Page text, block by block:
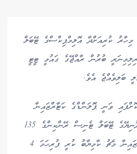
ކުރިއަށްދާ އޮލިމްޕިކްސްގެ ޓޭބަލް
ބުރުން ރާއްޖޭގެ ގައުމީ ޓީޓީ
ބަލިވެއްޖެ އެވެ.
ވަނީ ޕޮލަންޑްގެ ކަޓާރްޒައިނާ
ވޭގަޖަން އާއި އެވެ. ދުނިޔޭގެ ޓޭބަލް ޓެނިސް ރޭންކިންގެ 135
ވަނައިގައި އޮތް ކަޓާރްޒައިނާ މެޗު ކާމިޔާބު ކުރީ ފުރިހަމަ 4